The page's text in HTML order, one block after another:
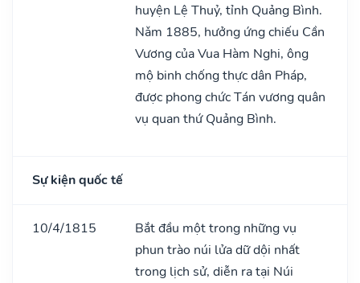
huyện Lệ Thuỷ, tỉnh Quảng Bình.
Nǎm 1885, hưởng ứng chiếu Cần
Vương của Vua Hàm Nghi, ông
mộ binh chống thực dân Pháp,
được phong chức Tán vương quân
vụ quan thứ Quảng Bình.
Sự kiện quốc tế
10/4/1815
Bắt đầu một trong những vụ
phun trào núi lửa dữ dội nhất
trong lịch sử, diễn ra tại Núi